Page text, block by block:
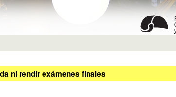
ni rendir exámenes finales